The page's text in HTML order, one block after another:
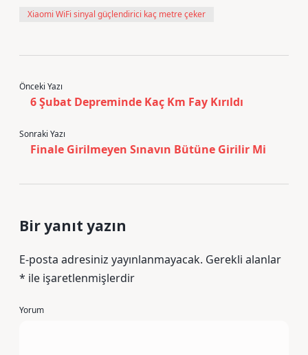
Xiaomi WiFi sinyal güçlendirici kaç metre çeker
Önceki Yazı
6 Şubat Depreminde Kaç Km Fay Kırıldı
Sonraki Yazı
Finale Girilmeyen Sınavın Bütüne Girilir Mi
Bir yanıt yazın
E-posta adresiniz yayınlanmayacak. Gerekli alanlar
* ile işaretlenmişlerdir
Yorum